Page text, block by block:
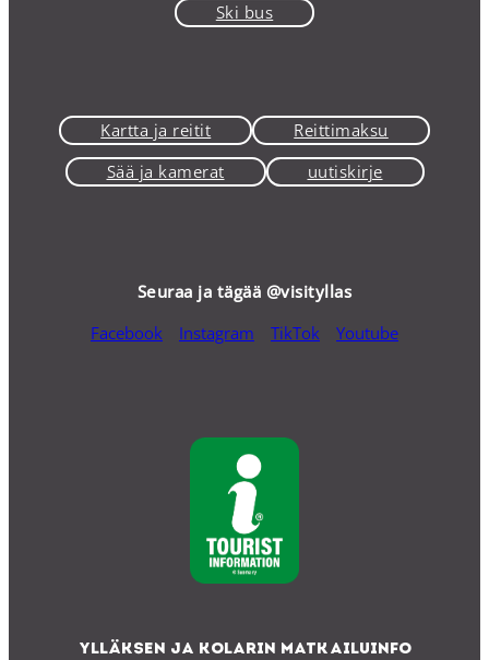
Ski bus
Kartta ja reitit
Reittimaksu
Sää ja kamerat
uutiskirje
Seuraa ja tägää @visityllas
Facebook
Instagram TikTok Youtube
Ylläksen ja Kolarin matkailuinfo